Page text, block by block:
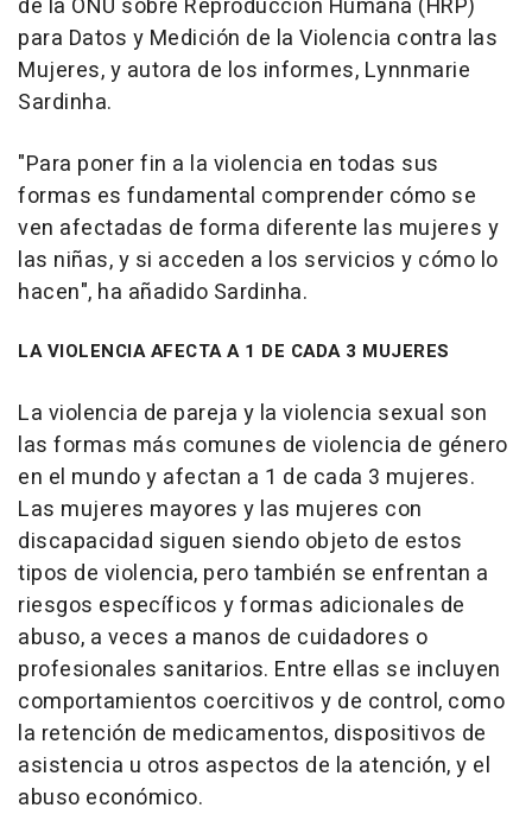
de la ONU sobre Reproducción Humana (HRP)
para Datos y Medición de la Violencia contra las
Mujeres, y autora de los informes, Lynnmarie
Sardinha.
"Para poner fin a la violencia en todas sus
formas es fundamental comprender cómo se
ven afectadas de forma diferente las mujeres y
las niñas, y si acceden a los servicios y cómo lo
hacen", ha añadido Sardinha.
LA VIOLENCIA AFECTA A 1 DE CADA 3 MUJERES
La violencia de pareja y la violencia sexual son
las formas más comunes de violencia de género
en el mundo y afectan a 1 de cada 3 mujeres.
Las mujeres mayores y las mujeres con
discapacidad siguen siendo objeto de estos
tipos de violencia, pero también se enfrentan a
riesgos específicos y formas adicionales de
abuso, a veces a manos de cuidadores o
profesionales sanitarios. Entre ellas se incluyen
comportamientos coercitivos y de control, como
la retención de medicamentos, dispositivos de
asistencia u otros aspectos de la atención, y el
abuso económico.